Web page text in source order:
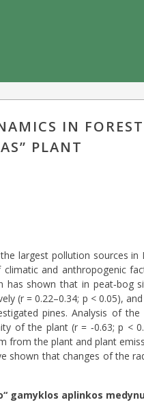
IN
PLANT
largest pollution sources
and anthropogenic
shown that in peat‐bog
(r = 0.22–0.34; p < 0.05),
pines. Analysis of
of the plant (r = ‐0.63; p <
the plant and plant
shown that changes of the
gamyklos aplinkos